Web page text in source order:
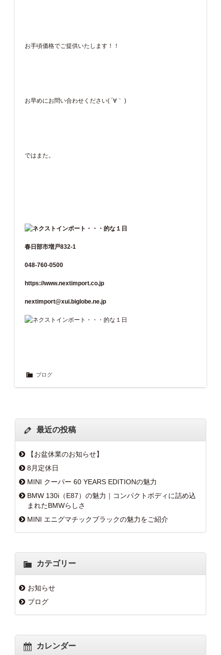
お手頃価格でご提供いたします！！
お早めにお問い合わせください( ´∀｀ )
ではまた。
春日部市増戸832-1
048-760-0500
https://www.nextimport.co.jp
nextimport@xui.biglobe.ne.jp
ブログ
最近の投稿
【お盆休業のお知らせ】
8月定休日
MINI クーパー 60 YEARS EDITIONの魅力
BMW 130i（E87）の魅力｜コンパクトボディに詰め込
まれたBMWらしさ
MINI エニグマチックブラックの魅力をご紹介
カテゴリー
お知らせ
ブログ
カレンダー